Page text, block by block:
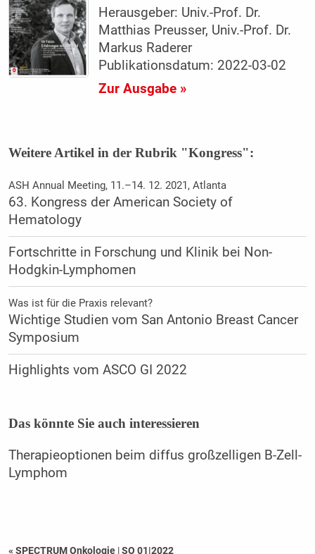
Herausgeber: Univ.-Prof. Dr.
Matthias Preusser, Univ.-Prof. Dr.
Markus Raderer
Publikationsdatum: 2022-03-02
Zur Ausgabe »
Weitere Artikel in der Rubrik "Kongress":
ASH Annual Meeting, 11.–14. 12. 2021, Atlanta
63. Kongress der American Society of
Hematology
Fortschritte in Forschung und Klinik bei Non-
Hodgkin-Lymphomen
Was ist für die Praxis relevant?
Wichtige Studien vom San Antonio Breast Cancer
Symposium
Highlights vom ASCO GI 2022
Das könnte Sie auch interessieren
Therapieoptionen beim diffus großzelligen B-Zell-
Lymphom
« SPECTRUM Onkologie |SO 01|2022